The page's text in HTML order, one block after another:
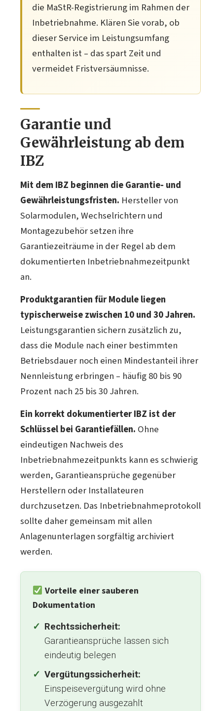
die MaStR-Registrierung im Rahmen der
Inbetriebnahme. Klären Sie vorab, ob
dieser Service im Leistungsumfang
enthalten ist – das spart Zeit und
vermeidet Fristversäumnisse.
Garantie und
Gewährleistung ab dem
IBZ
Mit dem IBZ beginnen die Garantie- und
Gewährleistungsfristen. Hersteller von
Solarmodulen, Wechselrichtern und
Montagezubehör setzen ihre
Garantiezeiträume in der Regel ab dem
dokumentierten Inbetriebnahmezeitpunkt
an.
Produktgarantien für Module liegen
typischerweise zwischen 10 und 30 Jahren.
Leistungsgarantien sichern zusätzlich zu,
dass die Module nach einer bestimmten
Betriebsdauer noch einen Mindestanteil ihrer
Nennleistung erbringen – häufig 80 bis 90
Prozent nach 25 bis 30 Jahren.
Ein korrekt dokumentierter IBZ ist der
Schlüssel bei Garantiefällen. Ohne
eindeutigen Nachweis des
Inbetriebnahmezeitpunkts kann es schwierig
werden, Garantieansprüche gegenüber
Herstellern oder Installateuren
durchzusetzen. Das Inbetriebnahmeprotokoll
sollte daher gemeinsam mit allen
Anlagenunterlagen sorgfältig archiviert
werden.
Vorteile einer sauberen
Dokumentation
Rechtssicherheit:
Garantieansprüche lassen sich
eindeutig belegen
Vergütungssicherheit:
Einspeisevergütung wird ohne
Verzögerung ausgezahlt